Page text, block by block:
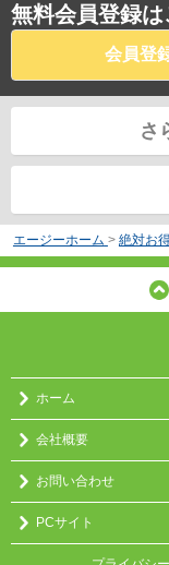
無料会員登録は
会員登
さ
エージーホーム > 絶対お
ホーム
会社概要
お問い合わせ
PCサイト